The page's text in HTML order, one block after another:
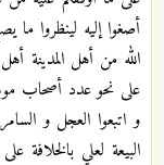
أصغوا إليه لينظروا
الله من أهل المدينة
على نحو عدد أصحاب
و اتبعوا العجل و
البيعة لعلي بالخلافة